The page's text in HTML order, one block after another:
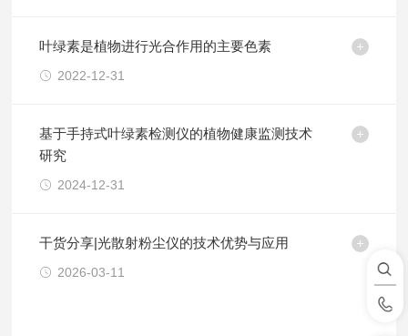
叶绿素是植物进行光合作用的主要色素
2022-12-31
基于手持式叶绿素检测仪的植物健康监测技术
研究
2024-12-31
干货分享|光散射粉尘仪的技术优势与应用
2026-03-11